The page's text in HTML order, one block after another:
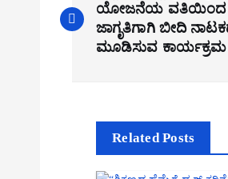
s
ಯೋಜನೆಯ ವತಿಯಿಂದ
ಜಾಗೃತಿಗಾಗಿ ಬೀದಿ
ಮೂಡಿಸುವ ಕಾರ್ಯಕ್ರಮ
Related Posts